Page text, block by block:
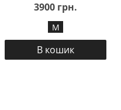
3900 грн.
M
В кошик